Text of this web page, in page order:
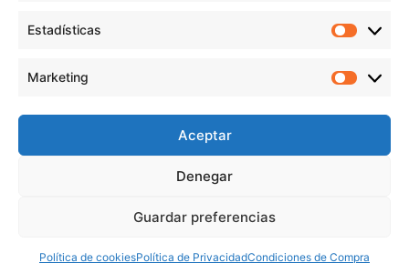
Estadísticas
Marketing
Aceptar
Denegar
Guardar preferencias
Política de cookiesPolítica de PrivacidadCondiciones de Compra
derechos reservados |
Política de Privacidad|
Pago 100%